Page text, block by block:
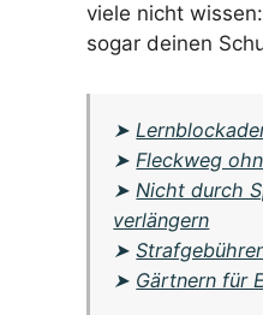
viele nicht
sogar deinen
➤
➤ Fleckweg
➤ Nicht durch
verlängern
➤
➤ Gärtnern für